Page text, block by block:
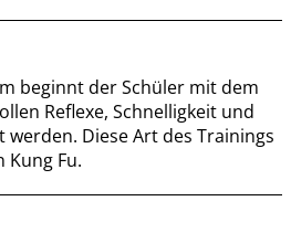
beginnt der Schüler mit dem
Reflexe, Schnelligkeit und
Diese Art des Trainings
Kung Fu.